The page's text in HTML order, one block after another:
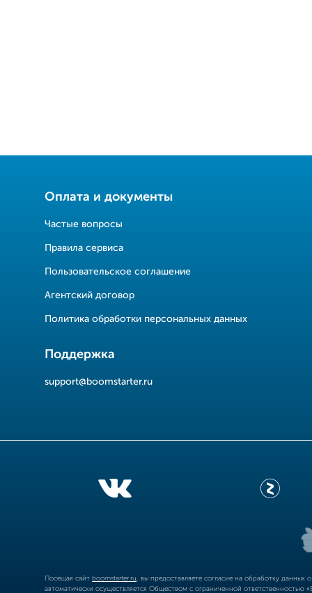
Оплата и документы
Частые вопросы
Правила сервиса
Пользовательское соглашение
Агентский договор
Политика обработки персональных данных
Поддержка
support@boomstarter.ru
Посещая сайт boomstarter.ru , вы предоставляете согласие на обработку
автоматически осуществляется Обществом с ограниченной